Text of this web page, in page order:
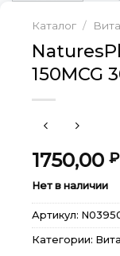
Каталог /
150MCG
1750,00 ₽
Нет в наличии
Артикул:
Категории:
Каталог
Каталог
Каталог